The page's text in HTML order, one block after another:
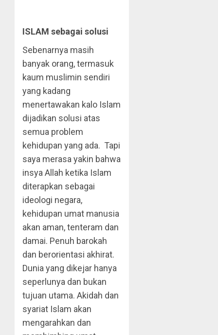
ISLAM sebagai solusi
Sebenarnya masih
banyak orang, termasuk
kaum muslimin sendiri
yang kadang
menertawakan kalo Islam
dijadikan solusi atas
semua problem
kehidupan yang ada. Tapi
saya merasa yakin bahwa
insya Allah ketika Islam
diterapkan sebagai
ideologi negara,
kehidupan umat manusia
akan aman, tenteram dan
damai. Penuh barokah
dan berorientasi akhirat.
Dunia yang dikejar hanya
seperlunya dan bukan
tujuan utama. Akidah dan
syariat Islam akan
mengarahkan dan